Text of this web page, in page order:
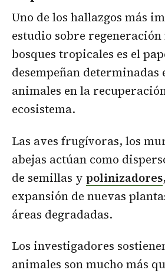
Uno de los hallazgos más
estudio sobre
bosques tropicales es el
desempeñan determinadas
animales en la
ecosistema.
Las aves frugívoras, los
abejas actúan como
de semillas y polinizadores
expansión de nuevas
áreas degradadas.
Los investigadores
animales son mucho más